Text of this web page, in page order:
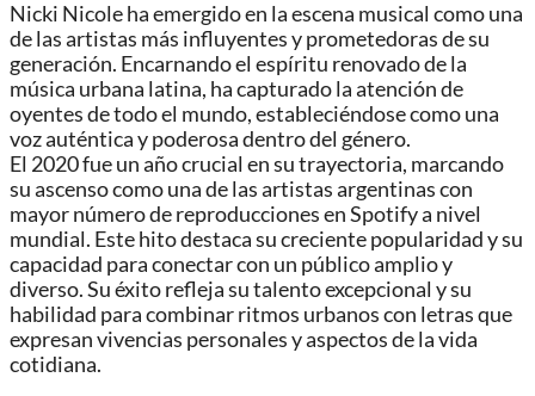
Nicki Nicole ha emergido en la escena musical como una
de las artistas más influyentes y prometedoras de su
generación. Encarnando el espíritu renovado de la
música urbana latina, ha capturado la atención de
oyentes de todo el mundo, estableciéndose como una
voz auténtica y poderosa dentro del género.
El 2020 fue un año crucial en su trayectoria, marcando
su ascenso como una de las artistas argentinas con
mayor número de reproducciones en Spotify a nivel
mundial. Este hito destaca su creciente popularidad y su
capacidad para conectar con un público amplio y
diverso. Su éxito refleja su talento excepcional y su
habilidad para combinar ritmos urbanos con letras que
expresan vivencias personales y aspectos de la vida
cotidiana.